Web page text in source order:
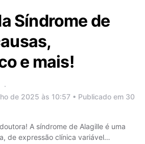
Síndrome de
e mais!
de 2025 às 10:57 • Publicado em 30
A síndrome de Alagille é uma
de expressão clínica variável…